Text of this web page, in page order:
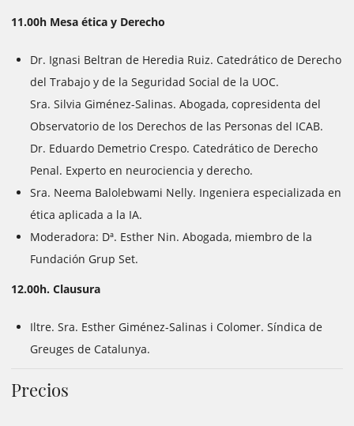
11.00h Mesa ética y Derecho
Dr. Ignasi Beltran de Heredia Ruiz. Catedrático de Derecho
del Trabajo y de la Seguridad Social de la UOC.
Sra. Silvia Giménez-Salinas. Abogada, copresidenta del
Observatorio de los Derechos de las Personas del ICAB.
Dr. Eduardo Demetrio Crespo. Catedrático de Derecho
Penal. Experto en neurociencia y derecho.
Sra. Neema Balolebwami Nelly. Ingeniera especializada en
ética aplicada a la IA.
Moderadora: Dª. Esther Nin. Abogada, miembro de la
Fundación Grup Set.
12.00h. Clausura
Iltre. Sra. Esther Giménez-Salinas i Colomer. Síndica de
Greuges de Catalunya.
Precios